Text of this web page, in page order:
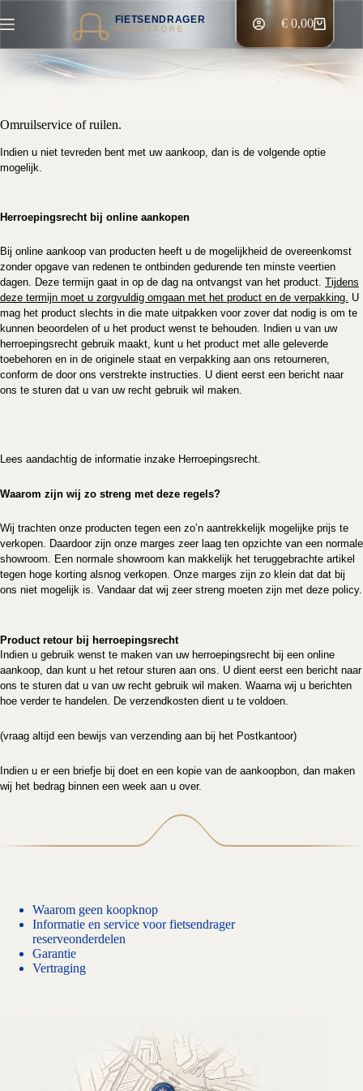
naar
inhoud
FIETSENDRAGER
MEGASTORE Winkelwagen
€0,00
Omruilservice of ruilen.
Indien u niet tevreden bent met uw aankoop, dan is de volgende optie
mogelijk.
Herroepingsrecht bij online aankopen
Bij online aankoop van producten heeft u de mogelijkheid de overeenkomst
zonder opgave van redenen te ontbinden gedurende ten minste veertien
dagen. Deze termijn gaat in op de dag na ontvangst van het product. Tijdens
deze termijn moet u zorgvuldig omgaan met het product en de verpakking. U
mag het product slechts in die mate uitpakken voor zover dat nodig is om te
kunnen beoordelen of u het product wenst te behouden. Indien u van uw
herroepingsrecht gebruik maakt, kunt u het product met alle geleverde
toebehoren en in de originele staat en verpakking aan ons retourneren,
conform de door ons verstrekte instructies. U dient eerst een bericht naar
ons te sturen dat u van uw recht gebruik wil maken.
Lees aandachtig de informatie inzake Herroepingsrecht
Waarom zijn wij zo streng met deze regels?
Wij trachten onze producten tegen een zo’n aantrekkelijk mogelijke prijs te
verkopen. Daardoor zijn onze marges zeer laag ten opzichte van een normale
showroom. Een normale showroom kan makkelijk het teruggebrachte artikel
tegen hoge korting alsnog verkopen. Onze marges zijn zo klein dat dat bij
ons niet mogelijk is. Vandaar dat wij zeer streng moeten zijn met deze policy.
Product retour bij herroepingsrecht
Indien u gebruik wenst te maken van uw herroepingsrecht bij een online
aankoop, dan kunt u het retour sturen aan ons. U dient eerst een bericht naar
ons te sturen dat u van uw recht gebruik wil maken. Waarna wij u berichten
hoe verder te handelen. De verzendkosten dient u te voldoen.
(vraag altijd een bewijs van verzending aan bij het Postkantoor)
Indien u er een briefje bij doet en een kopie van de aankoopbon, dan maken
wij het bedrag binnen een week aan u over.
Waarom geen koopknop
Informatie en service voor fietsendrager
reserveonderdelen
Garantie
Vertraging